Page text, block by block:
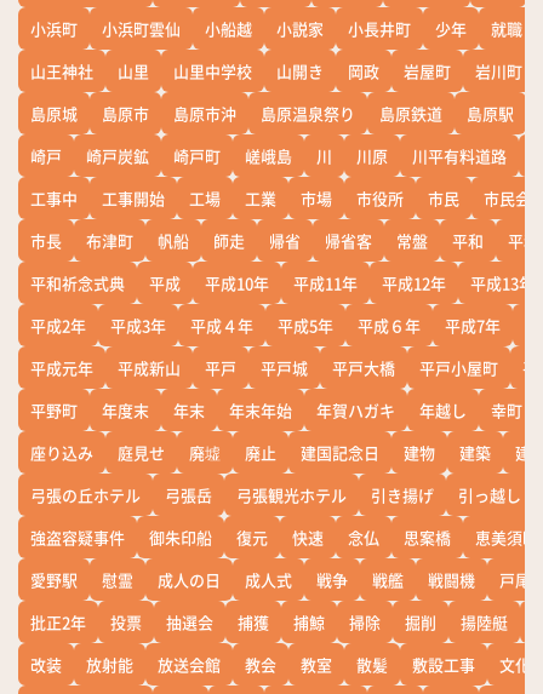
小浜町 小浜町雲仙 小船越 小説家 小長井町 少年
就職
山王神社
山里 山里中学校 山開き 岡政 岩屋町
岩川町
島原城
島原市 島原市沖 島原温泉祭り 島原鉄道 島原駅
崎戸
崎戸炭鉱 崎戸町 嵯峨島 川 川原 川平有料道路
工事中
工事開始 工場 工業 市場 市役所 市民
市民会
市長
布津町 帆船 師走 帰省 帰省客 常盤 平和
平
平和祈念式典
平成 平成10年 平成11年 平成12年
平成13年
平成2年
平成3年 平成４年 平成5年 平成６年 平成7年
平成元年
平成新山 平戸 平戸城 平戸大橋 平戸小屋町
平
平野町
年度末 年末 年末年始 年賀ハガキ 年越し
幸町
座り込み
庭見せ 廃墟 廃止 建国記念日 建物 建築
建
弓張の丘ホテル
弓張岳 弓張観光ホテル 引き揚げ
引っ越し
強盗容疑事件
御朱印船 復元 快速 念仏 思案橋
恵美須町
愛野駅
慰霊 成人の日 成人式 戦争 戦艦 戦闘機
戸尾
批正2年
投票 抽選会 捕獲 捕鯨 掃除 掘削 揚陸艇
改装
放射能 放送会館 教会 教室 散髪 敷設工事
文化